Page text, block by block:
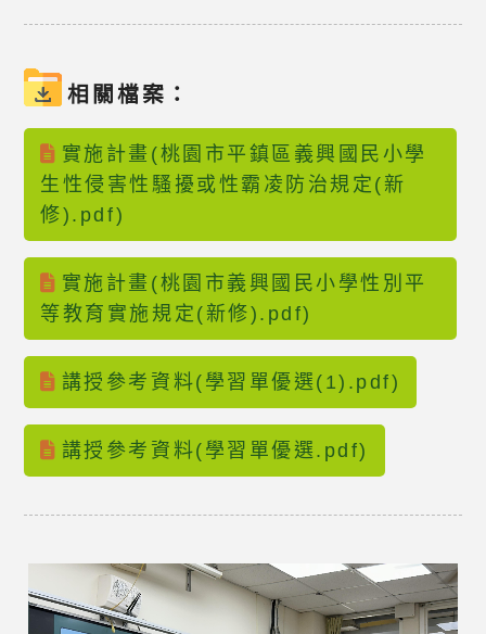
相關檔案：
實施計畫(桃園市平鎮區義興國民小學
生性侵害性騷擾或性霸凌防治規定(新
修).pdf)
實施計畫(桃園市義興國民小學性別平
等教育實施規定(新修).pdf)
講授參考資料(學習單優選(1).pdf)
講授參考資料(學習單優選.pdf)